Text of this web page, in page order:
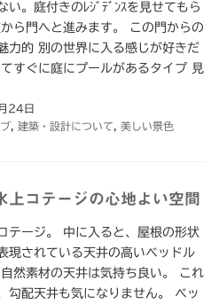
い。庭付きのﾚｼﾞﾃﾞﾝｽを見せてもら
ら門へと進みます。 この門からの
力的 別の世界に入る感じが好きだ
すぐに庭にプールがあるタイプ 見
24日
建築・設計について 美しい景色
コテージの心地よい空間
テージ。 中に入ると、屋根の形状
現されている天井の高いベッドル
然素材の天井は気持ち良い。 これ
勾配天井も気になりません。 ベッ